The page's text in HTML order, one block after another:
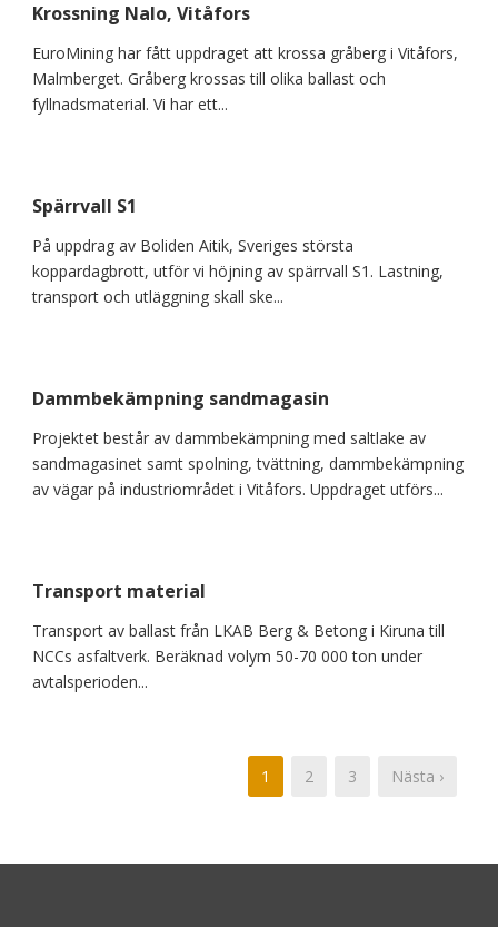
Krossning Nalo, Vitåfors
EuroMining har fått uppdraget att krossa gråberg i Vitåfors,
Malmberget. Gråberg krossas till olika ballast och
fyllnadsmaterial. Vi har ett...
Spärrvall S1
På uppdrag av Boliden Aitik, Sveriges största
koppardagbrott, utför vi höjning av spärrvall S1. Lastning,
transport och utläggning skall ske...
Dammbekämpning sandmagasin
Projektet består av dammbekämpning med saltlake av
sandmagasinet samt spolning, tvättning, dammbekämpning
av vägar på industriområdet i Vitåfors. Uppdraget utförs...
Transport material
Transport av ballast från LKAB Berg & Betong i Kiruna till
NCCs asfaltverk. Beräknad volym 50-70 000 ton under
avtalsperioden...
1 2 3 Nästa ›